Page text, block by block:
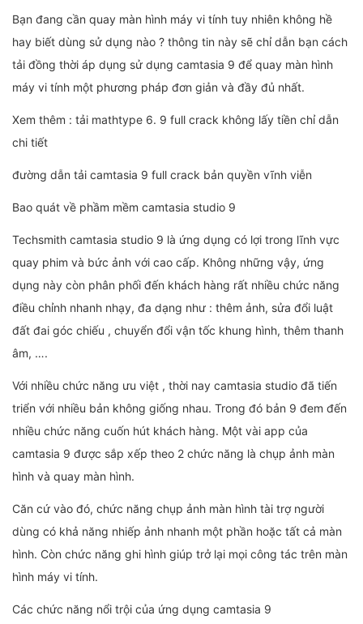
Bạn đang cần quay màn hình máy vi tính tuy nhiên không hề
hay biết dùng sử dụng nào ? thông tin này sẽ chỉ dẫn bạn cách
tải đồng thời áp dụng sử dụng camtasia 9 để quay màn hình
máy vi tính một phương pháp đơn giản và đầy đủ nhất.
Xem thêm : tải mathtype 6. 9 full crack không lấy tiền chỉ dẫn
chi tiết
đường dẫn tải camtasia 9 full crack bản quyền vĩnh viễn
Bao quát về phầm mềm camtasia studio 9
Techsmith camtasia studio 9 là ứng dụng có lợi trong lĩnh vực
quay phim và bức ảnh với cao cấp. Không những vậy, ứng
dụng này còn phân phối đến khách hàng rất nhiều chức năng
điều chỉnh nhanh nhạy, đa dạng như : thêm ảnh, sửa đổi luật
đất đai góc chiếu , chuyển đổi vận tốc khung hình, thêm thanh
âm, ….
Với nhiều chức năng ưu việt , thời nay camtasia studio đã tiến
triển với nhiều bản không giống nhau. Trong đó bản 9 đem đến
nhiều chức năng cuốn hút khách hàng. Một vài app của
camtasia 9 được sắp xếp theo 2 chức năng là chụp ảnh màn
hình và quay màn hình.
Căn cứ vào đó, chức năng chụp ảnh màn hình tài trợ người
dùng có khả năng nhiếp ảnh nhanh một phần hoặc tất cả màn
hình. Còn chức năng ghi hình giúp trở lại mọi công tác trên màn
hình máy vi tính.
Các chức năng nổi trội của ứng dụng camtasia 9